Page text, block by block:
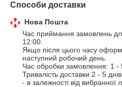
Способи доставки
Нова Пошта
Час приймання замовлень
12:00.
Якщо після цього часу
наступний робочий день.
Час обробки замовлення: 1 -
Тривалість доставки 2 - 5
- в залежності від вибранної